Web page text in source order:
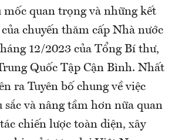
mốc quan trọng và những kết
chuyến thăm cấp Nhà nước
12/2023 của Tổng Bí thư,
Quốc Tập Cận Bình. Nhất
ra Tuyên bố chung về việc
sắc và nâng tầm hơn nữa quan
chiến lược toàn diện, xây